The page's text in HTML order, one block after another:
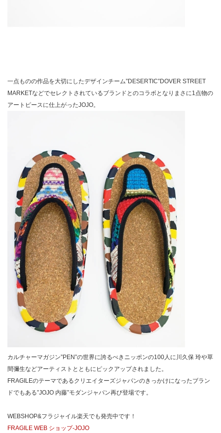
一点ものの作品を大切にしたデザインチーム”DESERTIC”DOVER STREET
MARKETなどでセレクトされているブランドとのコラボとなりまさに1点物の
アートピースに仕上がったJOJO。
カルチャーマガジン”PEN”の世界に誇るべきニッポンの100人に川久保 玲や草
間彌生などアーティストとともにピックアップされました。
FRAGILEのテーマであるクリエイターズジャパンのきっかけになったブラン
ドでもある”JOJO 内藤”モダンジャパン再び登場です。
WEBSHOP&フラジャイル楽天でも発売中です！
FRAGILE WEB ショップ-JOJO